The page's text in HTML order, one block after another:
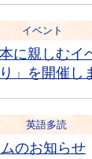
イベント
に親しむイ
」を開催し
英語多読
のお知らせ